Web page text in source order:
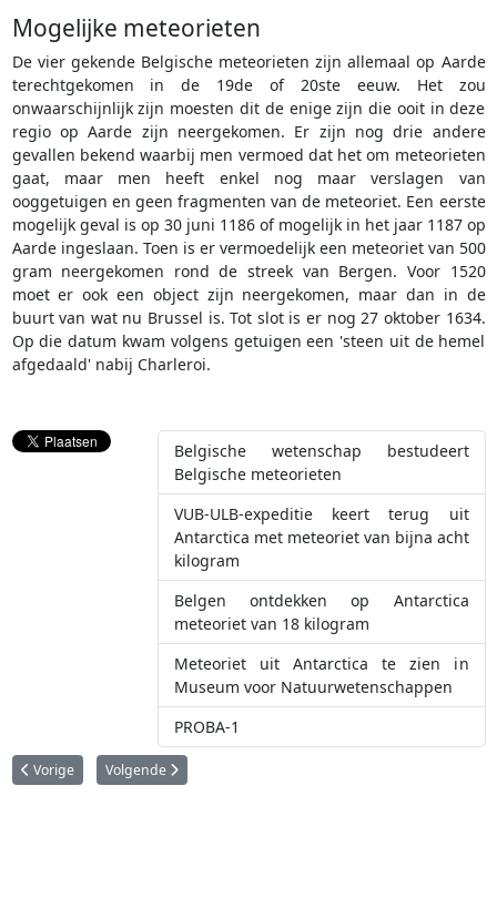
Mogelijke meteorieten
De vier gekende Belgische meteorieten zijn allemaal op Aarde
terechtgekomen in de 19de of 20ste eeuw. Het zou
onwaarschijnlijk zijn moesten dit de enige zijn die ooit in deze
regio op Aarde zijn neergekomen. Er zijn nog drie andere
gevallen bekend waarbij men vermoed dat het om meteorieten
gaat, maar men heeft enkel nog maar verslagen van
ooggetuigen en geen fragmenten van de meteoriet. Een eerste
mogelijk geval is op 30 juni 1186 of mogelijk in het jaar 1187 op
Aarde ingeslaan. Toen is er vermoedelijk een meteoriet van 500
gram neergekomen rond de streek van Bergen. Voor 1520
moet er ook een object zijn neergekomen, maar dan in de
buurt van wat nu Brussel is. Tot slot is er nog 27 oktober 1634.
Op die datum kwam volgens getuigen een 'steen uit de hemel
afgedaald' nabij Charleroi.
Belgische wetenschap bestudeert
Belgische meteorieten
VUB-ULB-expeditie keert terug uit
Antarctica met meteoriet van bijna acht
kilogram
Belgen ontdekken op Antarctica
meteoriet van 18 kilogram
Meteoriet uit Antarctica te zien in
Museum voor Natuurwetenschappen
PROBA-1
Vorig artikel: België en de European Southern Observatory (ESO)
Vorige Volgende artikel: Humain Radioastronomy Station
Volgende